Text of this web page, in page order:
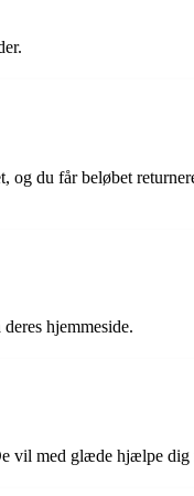
du får beløbet
hjemmeside.
vil med glæde hjælpe dig